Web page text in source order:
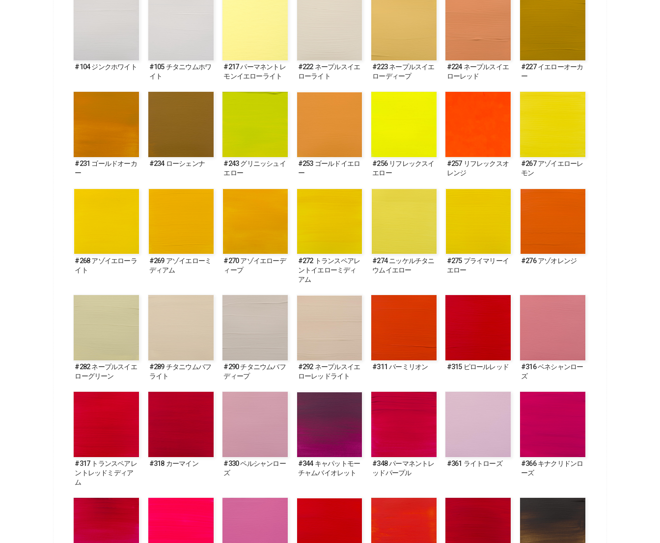
#104 ジンクホワイト
#105 チタニウムホワ
イト
#217 パーマネントレ
モンイエローライト
#222 ネープルスイエ
ローライト
#223 ネープルスイエ
ローディープ
#224 ネープルスイエ
ローレッド
#227 イエローオーカ
ー
#231 ゴールドオーカ
ー
#234 ローシェンナ
#243 グリニッシュイ
エロー
#253 ゴールドイエロ
ー
#256 リフレックスイ
エロー
#257 リフレックスオ
レンジ
#267 アゾイエローレ
モン
#268 アゾイエローラ
イト
#269 アゾイエローミ
ディアム
#270 アゾイエローデ
ィープ
#272 トランスペアレ
ントイエローミディ
アム
#274 ニッケルチタニ
ウムイエロー
#275 プライマリーイ
エロー
#276 アゾオレンジ
#282 ネープルスイエ
ローグリーン
#289 チタニウムバフ
ライト
#290 チタニウムバフ
ディープ
#292 ネープルスイエ
ローレッドライト
#311 バーミリオン #315 ピロールレッド
#316 ベネシャンロー
ズ
#317 トランスペアレ
ントレッドミディア
ム
#318 カーマイン
#330 ペルシャンロー
ズ
#344 キャパットモー
チャムバイオレット
#348 パーマネントレ
ッドパープル
#361 ライトローズ
#366 キナクリドンロ
ーズ